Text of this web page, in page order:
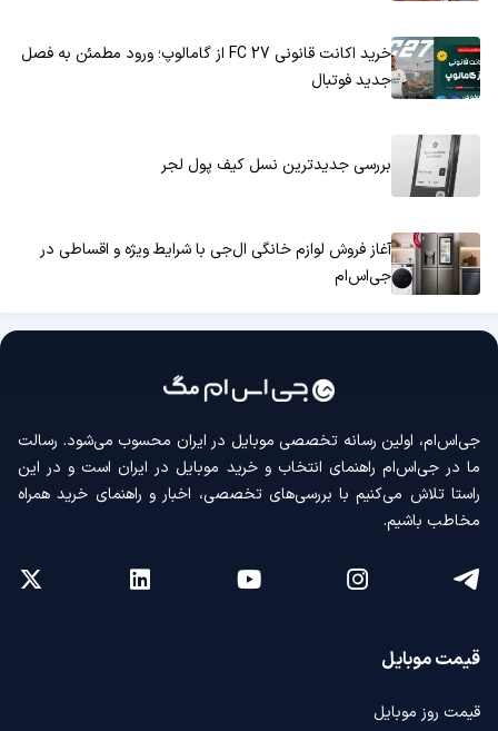
خرید اکانت قانونی FC 27 از گامالوپ؛ ورود مطمئن به فصل
جدید فوتبال
بررسی جدیدترین نسل کیف پول لجر
آغاز فروش لوازم خانگی ال‌جی با شرایط ویژه و اقساطی در
جی‌اس‌ام
جی‌اس‌ام، اولین رسانه‌ تخصصی موبایل در ایران محسوب می‌شود. رسالت
ما در جی‌اس‌ام راهنمای انتخاب و خرید موبایل در ایران است و در این
راستا تلاش می‌کنیم با بررسی‌های تخصصی، اخبار و راهنمای خرید همراه
مخاطب باشیم.
قیمت موبایل
قیمت روز موبایل